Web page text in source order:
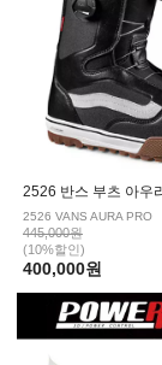
2526 VANS AURA PRO
445,000원
(10%할인)
400,000원